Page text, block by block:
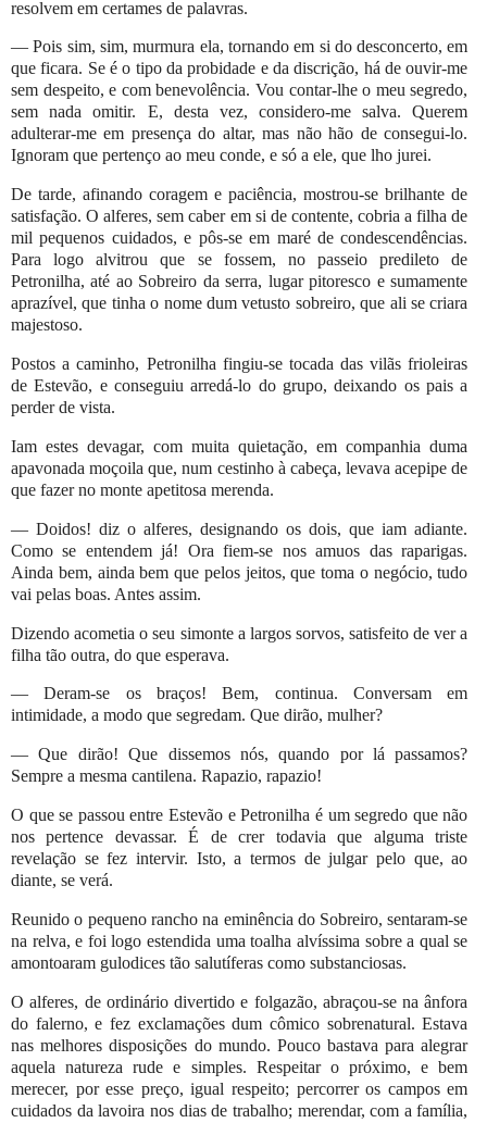
resolvem em certames de palavras.
— Pois sim, sim, murmura ela, tornando em si do desconcerto, em
que ficara. Se é o tipo da probidade e da discrição, há de ouvir-me
sem despeito, e com benevolência. Vou contar-lhe o meu segredo,
sem nada omitir. E, desta vez, considero-me salva. Querem
adulterar-me em presença do altar, mas não hão de consegui-lo.
Ignoram que pertenço ao meu conde, e só a ele, que lho jurei.
De tarde, afinando coragem e paciência, mostrou-se brilhante de
satisfação. O alferes, sem caber em si de contente, cobria a filha de
mil pequenos cuidados, e pôs-se em maré de condescendências.
Para logo alvitrou que se fossem, no passeio predileto de
Petronilha, até ao Sobreiro da serra, lugar pitoresco e sumamente
aprazível, que tinha o nome dum vetusto sobreiro, que ali se criara
majestoso.
Postos a caminho, Petronilha fingiu-se tocada das vilãs frioleiras
de Estevão, e conseguiu arredá-lo do grupo, deixando os pais a
perder de vista.
Iam estes devagar, com muita quietação, em companhia duma
apavonada moçoila que, num cestinho à cabeça, levava acepipe de
que fazer no monte apetitosa merenda.
— Doidos! diz o alferes, designando os dois, que iam adiante.
Como se entendem já! Ora fiem-se nos amuos das raparigas.
Ainda bem, ainda bem que pelos jeitos, que toma o negócio, tudo
vai pelas boas. Antes assim.
Dizendo acometia o seu simonte a largos sorvos, satisfeito de ver a
filha tão outra, do que esperava.
— Deram-se os braços! Bem, continua. Conversam em
intimidade, a modo que segredam. Que dirão, mulher?
— Que dirão! Que dissemos nós, quando por lá passamos?
Sempre a mesma cantilena. Rapazio, rapazio!
O que se passou entre Estevão e Petronilha é um segredo que não
nos pertence devassar. É de crer todavia que alguma triste
revelação se fez intervir. Isto, a termos de julgar pelo que, ao
diante, se verá.
Reunido o pequeno rancho na eminência do Sobreiro, sentaram-se
na relva, e foi logo estendida uma toalha alvíssima sobre a qual se
amontoaram gulodices tão salutíferas como substanciosas.
O alferes, de ordinário divertido e folgazão, abraçou-se na ânfora
do falerno, e fez exclamações dum cômico sobrenatural. Estava
nas melhores disposições do mundo. Pouco bastava para alegrar
aquela natureza rude e simples. Respeitar o próximo, e bem
merecer, por esse preço, igual respeito; percorrer os campos em
cuidados da lavoira nos dias de trabalho; merendar, com a família,